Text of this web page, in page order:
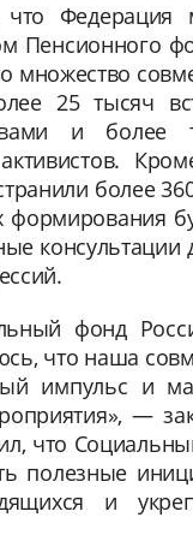
Федерация
Пенсионного
множество
25 тысяч
и более
более
формирования
консультации
фонд
что наша
импульс и
—
что
полезные
и